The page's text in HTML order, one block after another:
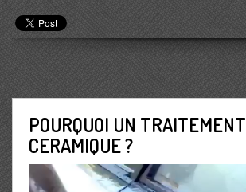
POURQUOI UN TRAITEMENT
CERAMIQUE ?
Lecteur
vidéo